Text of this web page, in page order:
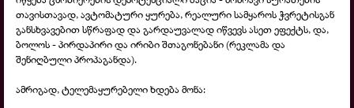
თავისთავად, ავტომატური ყურება, რეალური სამყაროს ჭვრეტისგან
განსხვავებით სწრაფად და გარდაუვალად იწვევს ასეთ ეფექტს, და,
ბოლოს -პირდაპირი და ირიბი შთაგონებანი (რეკლამა და
შენიღბული პროპაგანდა).
ამრიგად, ტელემაყურებელი ხდება მონა: